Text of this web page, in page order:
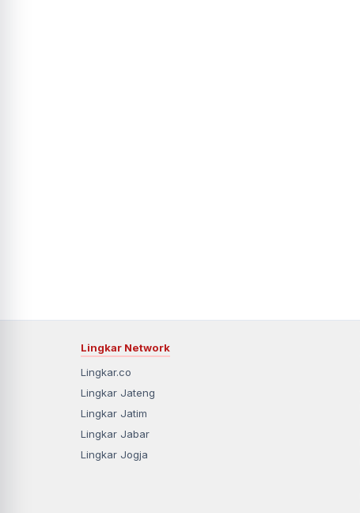
Lingkar Network
Lingkar.co
Lingkar Jateng
Lingkar Jatim
Lingkar Jabar
Lingkar Jogja